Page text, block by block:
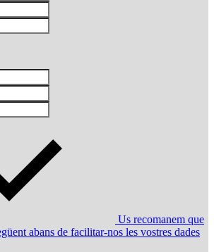
Us recomanem que
abans de facilitar-nos les vostres dades